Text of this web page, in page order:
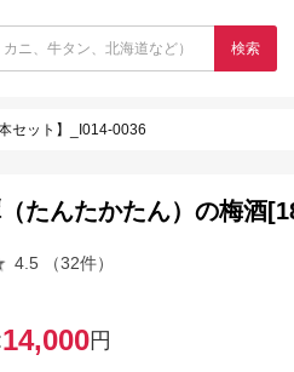
検索
セット】_I014-0036
たんたかたん）の梅酒
4.5 （32件）
14,000円